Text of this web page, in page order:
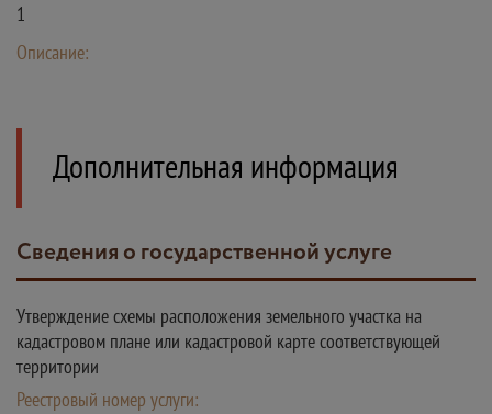
1
Описание:
Дополнительная информация
Сведения о государственной услуге
Утверждение схемы расположения земельного участка на
кадастровом плане или кадастровой карте соответствующей
территории
Реестровый номер услуги: